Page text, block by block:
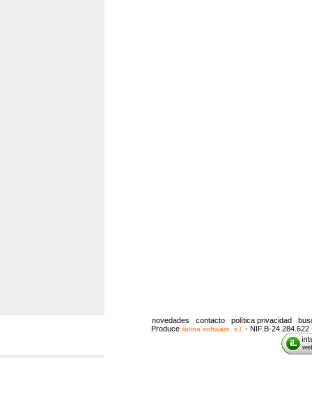
novedades contacto política privacidad
Produce ilatina software, s.l. - NIF.B-